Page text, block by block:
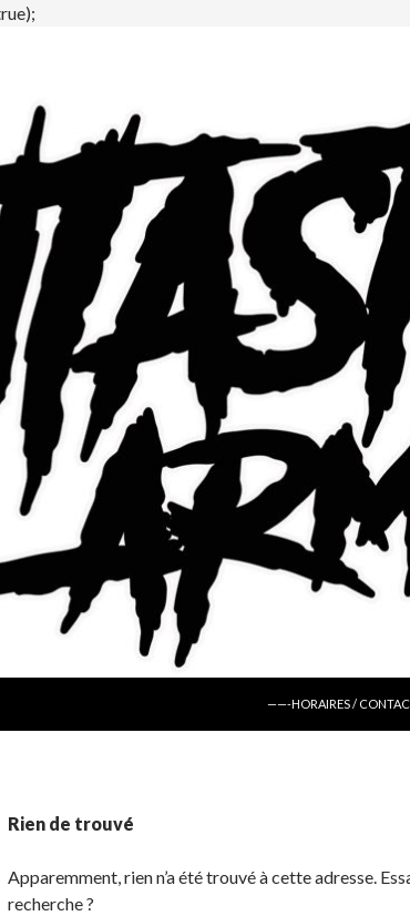
——-HORAIRES /
Rien de trouvé
Apparemment, rien n’a été trouvé à cette adresse.
recherche ?